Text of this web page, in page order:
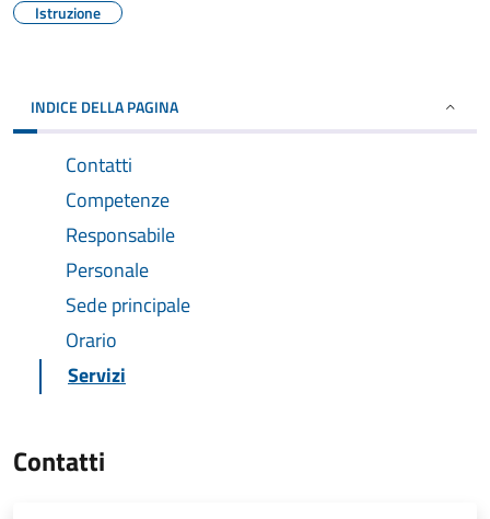
Istruzione
INDICE DELLA PAGINA
Contatti
Competenze
Responsabile
Personale
Sede principale
Orario
Servizi
Contatti